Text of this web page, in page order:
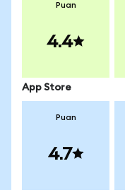
Puan
4.4
App Store
Puan
4.7